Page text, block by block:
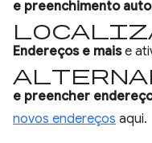
e preenchimento
Endereços e maise
e preencher
novos endereços aqui.